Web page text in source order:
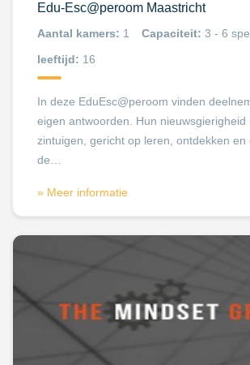
Edu-Esc@peroom Maastricht
Aantal kamers: 1 Capaciteit: 3 - 6
leeftijd: 16
In deze EduEsc@peroom vinden
eigen antwoorden. Hun nieuwsgierigheid
zintuigen, gericht op leren, ontdekken en
de…
» Meer informatie